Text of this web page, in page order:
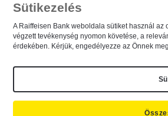
A dokumentum kereséséhez
Sütikezelés
A Raiffeisen Bank weboldala sütiket használ
végzett tevékenység nyomon követése, a
érdekében. Kérjük, engedélyezze az Önnek